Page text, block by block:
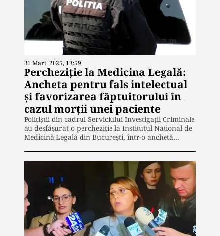
31 Mart. 2025, 13:59
Percheziție la Medicina Legală:
Ancheta pentru fals intelectual
și favorizarea făptuitorului în
cazul morții unei paciente
Polițiștii din cadrul Serviciului Investigații Criminale
au desfășurat o percheziție la Institutul Național de
Medicină Legală din București, într-o anchetă…